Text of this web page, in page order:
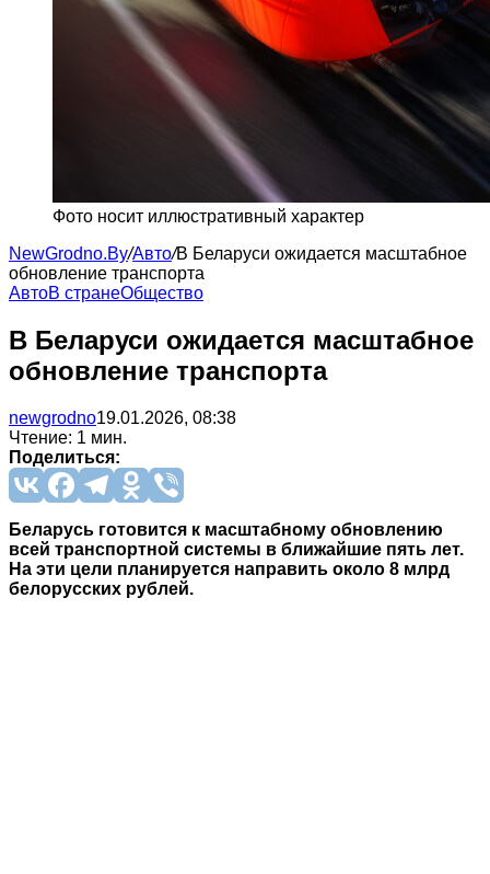
Фото носит иллюстративный характер
NewGrodno.By/Авто/В Беларуси ожидается масштабное
обновление транспорта
АвтоВ странеОбщество
В Беларуси ожидается масштабное
обновление транспорта
newgrodno19.01.2026, 08:38
Чтение: 1 мин.
Поделиться:
Беларусь готовится к масштабному обновлению
всей транспортной системы в ближайшие пять лет.
На эти цели планируется направить около 8 млрд
белорусских рублей.